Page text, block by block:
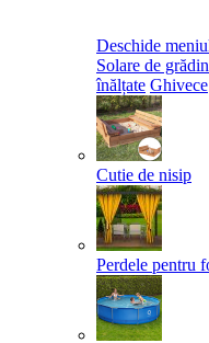
Deschide
Solare de
înălțate Ghivece
Cutie de nisip
Perdele pentru